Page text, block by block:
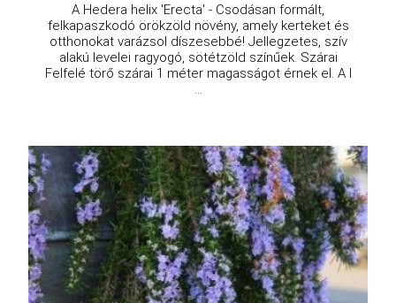
A Hedera helix 'Erecta' - Csodásan formált,
felkapaszkodó örökzöld növény, amely kerteket és
otthonokat varázsol díszesebbé! Jellegzetes, szív
alakú levelei ragyogó, sötétzöld színűek. Szárai
Felfelé törő szárai 1 méter magasságot érnek el. A l
...